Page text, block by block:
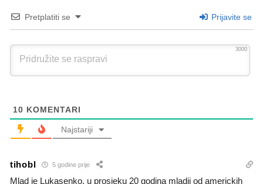
Pretplatiti se Prijavite se
3000
10 KOMENTARI
Najstariji
tihobl 5 godine prije
Mlad je Lukasenko, u prosjeku 20 godina mladji od americkih